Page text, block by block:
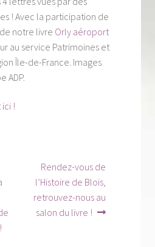
! Avec la participation de
notre livre Orly aéroport
au service Patrimoines et
Île-de-France. Images
ADP.
ici !
Article
suivant :
Rendez-vous de
l’Histoire de Blois,
retrouvez-nous au
salon du livre !